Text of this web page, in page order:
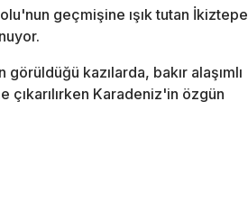
geçmişine ışık tutan İkiztepe
kazılarda, bakır alaşımlı
çıkarılırken Karadeniz'in özgün